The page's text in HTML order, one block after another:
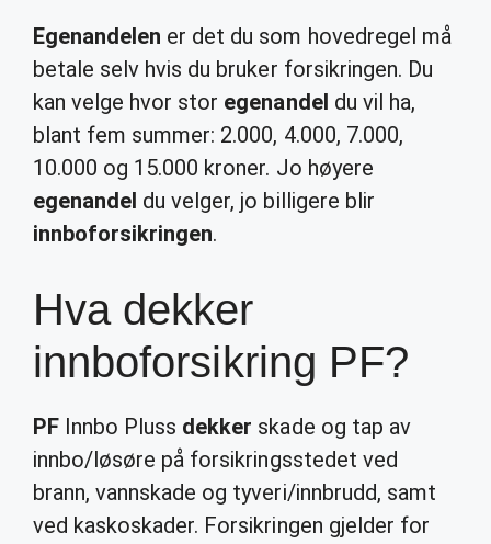
Egenandelen er det du som hovedregel må
betale selv hvis du bruker forsikringen. Du
kan velge hvor stor egenandel du vil ha,
blant fem summer: 2.000, 4.000, 7.000,
10.000 og 15.000 kroner. Jo høyere
egenandel du velger, jo billigere blir
innboforsikringen.
Hva dekker
innboforsikring PF?
PF Innbo Pluss dekker skade og tap av
innbo/løsøre på forsikringsstedet ved
brann, vannskade og tyveri/innbrudd, samt
ved kaskoskader. Forsikringen gjelder for